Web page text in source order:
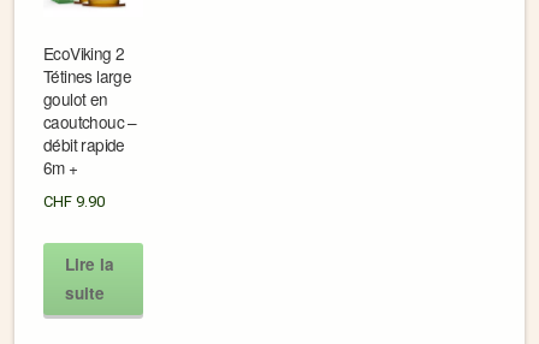
EcoViking 2
Tétines large
goulot en
caoutchouc –
débit rapide
6m +
CHF 9.90
Lire la
suite